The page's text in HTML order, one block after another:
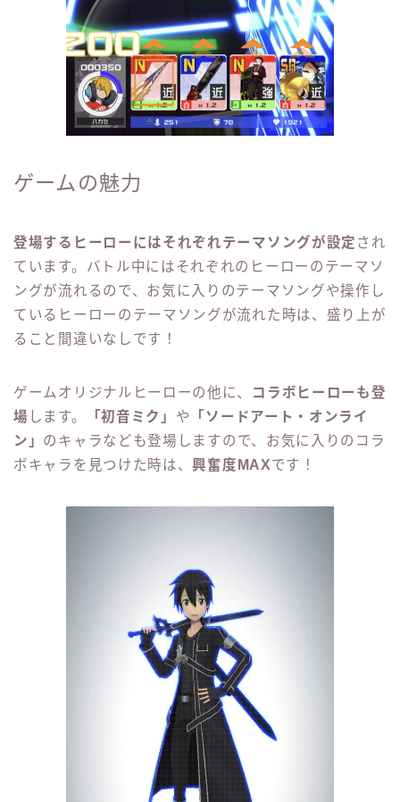
ゲームの魅力
登場するヒーローにはそれぞれテーマソングが設定 され
ています。バトル中にはそれぞれのヒーローのテーマソ
ングが流れるので、お気に入りのテーマソングや操作し
ているヒーローのテーマソングが流れた時は、盛り上が
ること間違いなしです！
ゲームオリジナルヒーローの他に、
コラボヒーローも登
場
します。 「初音ミク」 や
「ソードアート・オンライ
ン」 のキャラなども登場しますので、お気に入りのコラ
ボキャラを見つけた時は、興奮度MAXです！